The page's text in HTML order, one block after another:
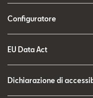
Configuratore
EU Data Act
Dichiarazione di